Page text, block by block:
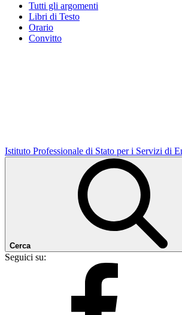
Tutti gli argomenti
Libri di Testo
Orario
Convitto
Istituto Professionale di Stato per i Servizi di
Cerca
Seguici su: